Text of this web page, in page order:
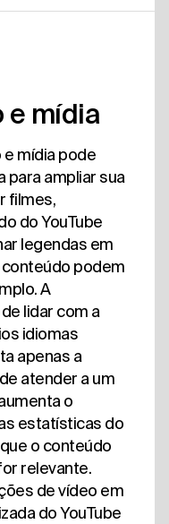
e mídia
mídia pode
ampliar sua
filmes,
do YouTube
legendas em
podem
A
lidar com a
idiomas
apenas a
atender a um
o
estatísticas do
o conteúdo
relevante.
de vídeo em
do YouTube